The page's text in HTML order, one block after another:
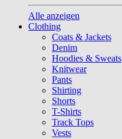
Alle anzeigen
Clothing
Coats & Jackets
Denim
Hoodies & Sweats
Knitwear
Pants
Shirting
Shorts
T-Shirts
Track Tops
Vests